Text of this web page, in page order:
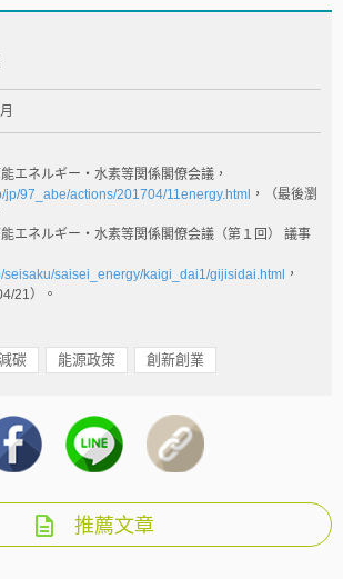
エネルギー・水素等関係閣僚会議，
jp/97_abe/actions/201704/11energy.html ，（最後瀏
エネルギー・水素等関係閣僚会議（第１回） 議事
seisaku/saisei_energy/kaigi_dai1/gijisidai.html ，
21）。
碳 能源政策 創新創業
推薦文章